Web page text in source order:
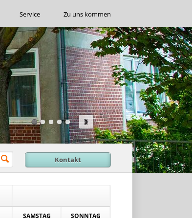
Service Zu uns kommen
Kontakt
SAMSTAG SONNTAG